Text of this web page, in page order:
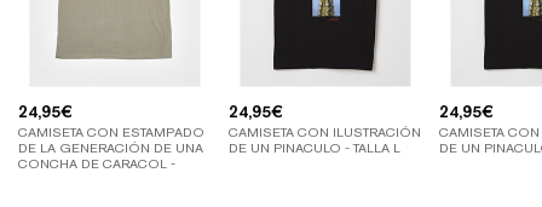
24,95€
CAMISETA CON ESTAMPADO
DE LA GENERACIÓN DE UNA
CONCHA DE CARACOL -
24,95€
CAMISETA CON ILUSTRACIÓN
DE UN PINACULO - TALLA L
24,95€
CAMISETA
DE UN